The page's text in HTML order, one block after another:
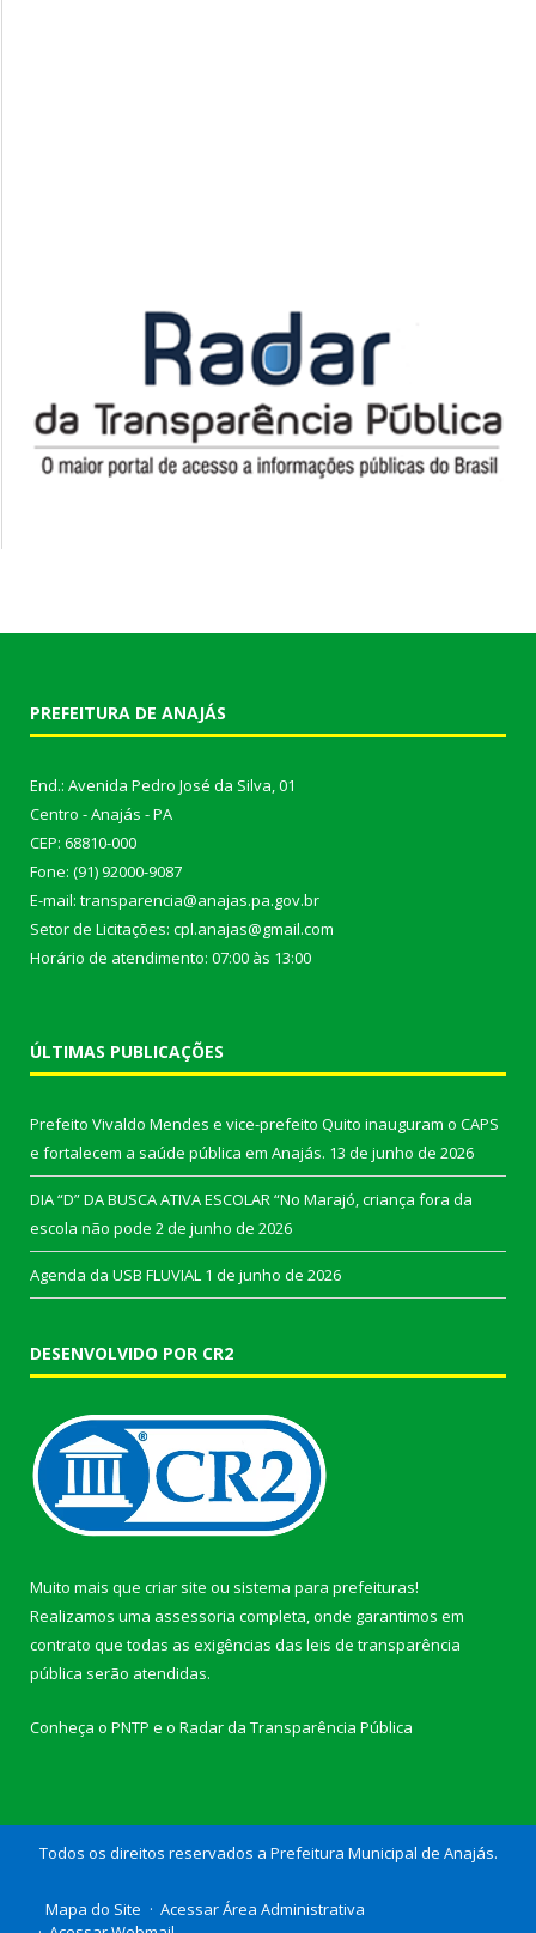
PREFEITURA DE ANAJÁS
End.: Avenida Pedro José da Silva, 01
Centro - Anajás - PA
CEP: 68810-000
Fone: (91) 92000-9087
E-mail: transparencia@anajas.pa.gov.br
Setor de Licitações: cpl.anajas@gmail.com
Horário de atendimento: 07:00 às 13:00
ÚLTIMAS PUBLICAÇÕES
Prefeito Vivaldo Mendes e vice-prefeito Quito inauguram o CAPS
e fortalecem a saúde pública em Anajás. 13 de junho de 2026
DIA “D” DA BUSCA ATIVA ESCOLAR “No Marajó, criança fora da
escola não pode 2 de junho de 2026
Agenda da USB FLUVIAL 1 de junho de 2026
DESENVOLVIDO POR CR2
Muito mais que criar site ou sistema para prefeituras!
Realizamos uma assessoria completa, onde garantimos em
contrato que todas as exigências das leis de transparência
pública serão atendidas.
Conheça o PNTP e o Radar da Transparência Pública
Todos os direitos reservados a Prefeitura Municipal de Anajás.
Mapa do Site
Acessar Área Administrativa